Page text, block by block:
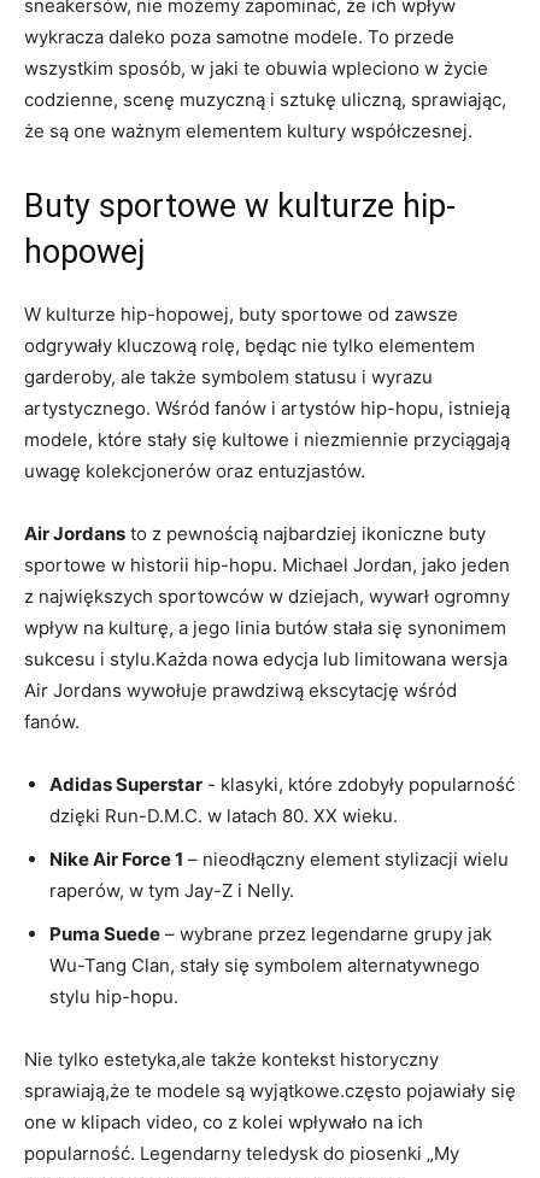
sneakersów, nie​ możemy zapominać, że ich⁤ wpływ
‍wykracza daleko poza samotne‌ modele. To przede⁢
wszystkim sposób,⁣ w‌ jaki⁢ te obuwia wpleciono w życie
codzienne, ‍scenę muzyczną i sztukę ‍uliczną, sprawiając,
że są one ​ważnym elementem kultury współczesnej.
Buty sportowe‍ w ‍kulturze hip-
hopowej
W kulturze hip-hopowej, buty sportowe od zawsze
odgrywały kluczową rolę, będąc nie ​tylko elementem
garderoby, ale także symbolem statusu i wyrazu‍
artystycznego. ​Wśród fanów i artystów hip-hopu, istnieją
modele, które stały się kultowe i niezmiennie przyciągają
uwagę kolekcjonerów oraz entuzjastów.
Air Jordans to z pewnością ‍najbardziej ikoniczne‌ buty
sportowe‍ w historii hip-hopu. Michael Jordan, ​jako‍ jeden
z największych sportowców w dziejach, wywarł ogromny​
wpływ na ⁣kulturę,⁤ a jego linia​ butów stała się synonimem​
sukcesu i stylu.Każda⁢ nowa edycja lub limitowana wersja
⁤Air Jordans wywołuje prawdziwą ekscytację wśród⁢
fanów.
Adidas Superstar -⁢ klasyki, które ​zdobyły⁣ popularność‍
dzięki Run-D.M.C. w⁣ latach 80. XX⁢ wieku.
Nike Air Force 1 – ‌nieodłączny⁢ element stylizacji wielu ​
raperów, w tym Jay-Z i Nelly.
Puma Suede – wybrane​ przez legendarne grupy‍ jak
Wu-Tang Clan,⁢ stały się ⁣symbolem ​alternatywnego⁣
stylu hip-hopu.
Nie tylko ⁢estetyka,ale⁣ także kontekst historyczny
sprawiają,że te modele są wyjątkowe.często pojawiały ⁣się
one w klipach video,⁤ co ⁢z kolei wpływało na ⁤ich​
popularność.⁤ Legendarny teledysk do piosenki „My